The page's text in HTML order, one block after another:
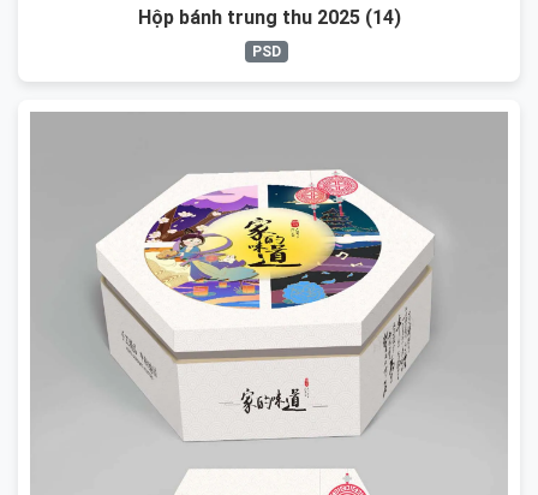
Hộp bánh trung thu 2025 (14)
PSD